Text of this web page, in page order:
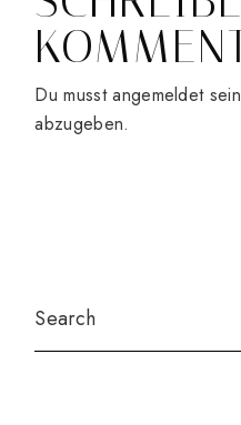
Du musstangemeldet
abzugeben.